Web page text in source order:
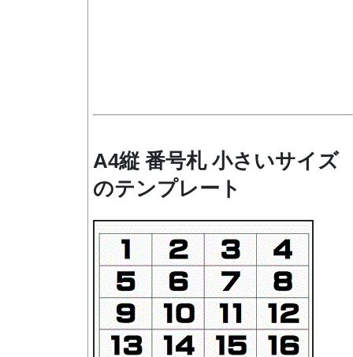
A4縦 番号札 小さいサイズ
のテンプレート